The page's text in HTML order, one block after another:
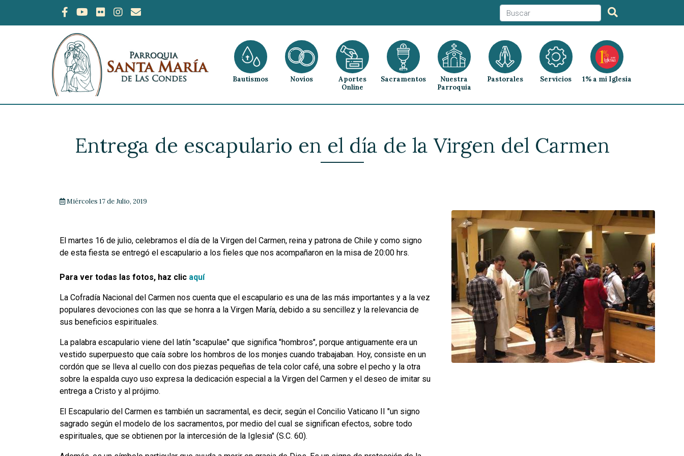
Bautismos Novios
Aportes
Online
Sacramentos
Nuestra
Parroquia
Pastorales Servicios 1% a mi Iglesia
Entrega de escapulario en el día de la Virgen del Carmen
Miércoles 17 de Julio, 2019
El martes 16 de julio, celebramos el día de la Virgen del Carmen, reina y patrona de Chile y como signo
de esta fiesta se entregó el escapulario a los fieles que nos acompañaron en la misa de 20:00 hrs.
Para ver todas las fotos, haz clic aquí
La Cofradía Nacional del Carmen nos cuenta que el escapulario es una de las más importantes y a la vez
populares devociones con las que se honra a la Virgen María, debido a su sencillez y la relevancia de
sus beneficios espirituales.
La palabra escapulario viene del latín "scapulae" que significa "hombros", porque antiguamente era un
vestido superpuesto que caía sobre los hombros de los monjes cuando trabajaban. Hoy, consiste en un
cordón que se lleva al cuello con dos piezas pequeñas de tela color café, una sobre el pecho y la otra
sobre la espalda cuyo uso expresa la dedicación especial a la Virgen del Carmen y el deseo de imitar su
entrega a Cristo y al prójimo.
El Escapulario del Carmen es también un sacramental, es decir, según el Concilio Vaticano II "un signo
sagrado según el modelo de los sacramentos, por medio del cual se significan efectos, sobre todo
espirituales, que se obtienen por la intercesión de la Iglesia" (S.C. 60).